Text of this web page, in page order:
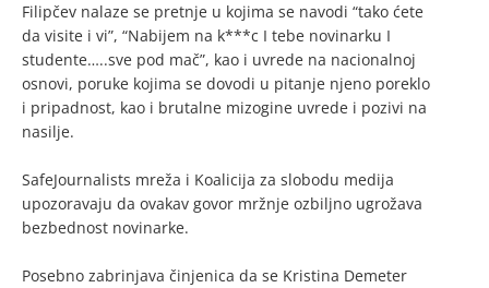
Filipčev nalaze se pretnje u kojima se navodi “tako ćete
da visite i vi”, “Nabijem na k***c I tebe novinarku I
studente…..sve pod mač”, kao i uvrede na nacionalnoj
osnovi, poruke kojima se dovodi u pitanje njeno poreklo
i pripadnost, kao i brutalne mizogine uvrede i pozivi na
nasilje.
SafeJournalists mreža i Koalicija za slobodu medija
upozoravaju da ovakav govor mržnje ozbiljno ugrožava
bezbednost novinarke.
Posebno zabrinjava činjenica da se Kristina Demeter